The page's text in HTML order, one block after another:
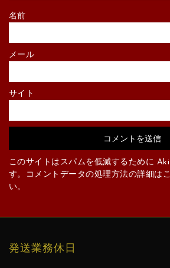
名前
メール
サイト
このサイトはスパムを低減するために
す。
コメントデータの処理方法の詳細は
い。
発送業務休日